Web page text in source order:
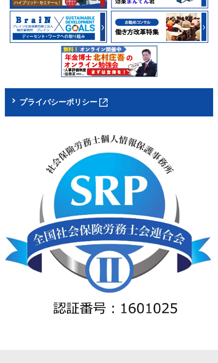
プライバシーポリシー